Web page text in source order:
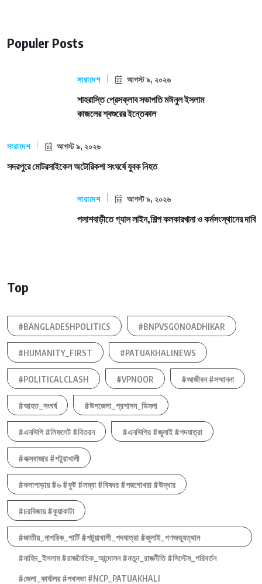
Populer Posts
সারাদেশ আগস্ট ৯, ২০২৬
শাহরাস্তি প্রেসক্লাব সভাপতি মঈনুল ইসলাম
কাজলের শ্বশুরের ইন্তেকাল
সারাদেশ আগস্ট ৯, ২০২৬
সদরপুরে মোটরসাইকেল অটোরিকশা সংঘর্ষে যুবক নিহত
সারাদেশ আগস্ট ৯, ২০২৬
পলাশবাড়ীতে গ্যাস লাইন,শিল্প কলকারখানা ও কর্মসংস্থানের দাবি
Top
#BANGLADESHPOLITICS #BNPVSGONOADHIKAR
#HUMANITY_FIRST #PATUAKHALINEWS
#POLITICALCLASH #VPNOOR #আজীবন #সম্মাননা
#আহত_সংঘর্ষ #উপজেলা_প্রশাসন_ডিমলা
#এনসিপি #লিফলেট #বিতরন #এনসিপির #জুলাই #পদযাত্রা
#কক্সবাজার #পটুয়াখালী
#কলাপাড়ায় #৬ #ফুট #লম্বা #বিষধর #পদ্মগোখরা #উদ্ধার
#চরবিজায় #কুয়াকাটা
#জাতীয়_নাগরিক_পার্টি #পটুয়াখালী_পদযাত্রা #জুলাই_গণঅভ্যুত্থান
#নাহিদ_ইসলাম #রাজনৈতিক_আন্দোলন #নতুন_রাজনীতি #সিস্টেম_পরিবর্তন
#জেলা_কার্যালয় #পথসভা #NCP_PATUAKHALI